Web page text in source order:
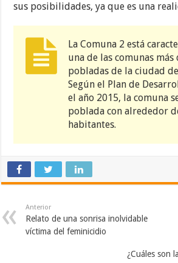
sus posibilidades, ya que es una
La Comuna 2 está
una de las comunas más
pobladas de la ciudad
Según el Plan de
el año 2015, la comuna
poblada con alrededor
habitantes.
Anterior
Relato de una sonrisa inolvidable
víctima del feminicidio
¿Cuáles son